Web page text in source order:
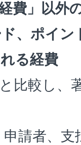
費」以外
、ポイン
る経費
比較し、
申請者、